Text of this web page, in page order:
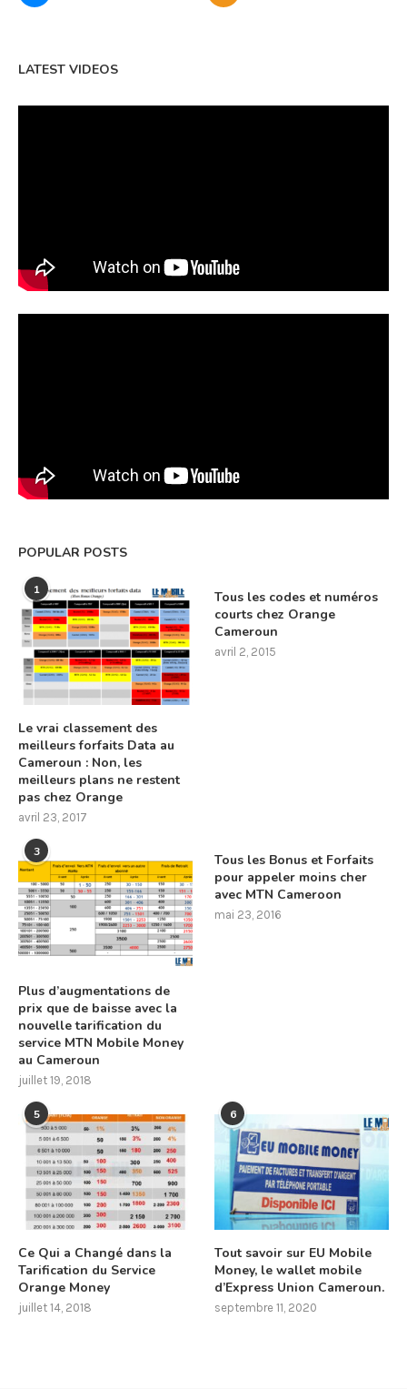
LATEST VIDEOS
POPULAR POSTS
1
Le vrai classement des
meilleurs forfaits Data au
Cameroun : Non, les
meilleurs plans ne restent
pas chez Orange
avril 23, 2017
Tous les codes et numéros
courts chez Orange
Cameroun
avril 2, 2015
3
Plus d’augmentations de
prix que de baisse avec la
nouvelle tarification du
service MTN Mobile Money
au Cameroun
juillet 19, 2018
Tous les Bonus et Forfaits
pour appeler moins cher
avec MTN Cameroon
mai 23, 2016
5
Ce Qui a Changé dans la
Tarification du Service
Orange Money
juillet 14, 2018
6
Tout savoir sur EU Mobile
Money, le wallet mobile
d’Express Union Cameroun.
septembre 11, 2020